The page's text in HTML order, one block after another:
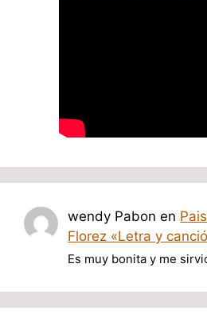
wendy Pabon en
Florez «Letra y
Es muy bonita y me